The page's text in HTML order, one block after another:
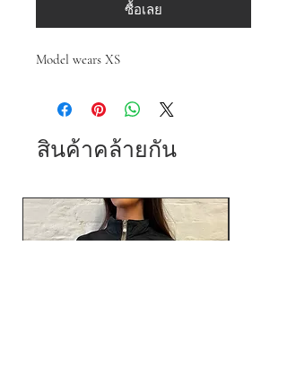
ซื้อเลย
Model wears XS
สินค้าคล้ายกัน